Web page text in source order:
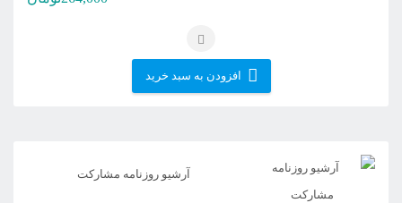
افزودن به سبد خرید
آرشیو روزنامه مشارکت